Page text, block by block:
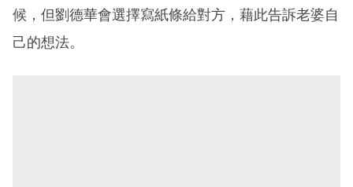
候，但劉德華會選擇寫紙條給對方，藉此告訴老婆自
己的想法。